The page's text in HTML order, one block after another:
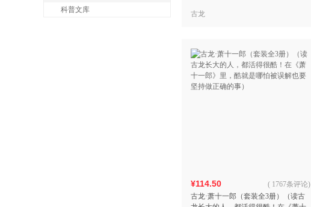
科普文库
古龙
¥114.50
古龙·萧十一郎（套装全3册）（读古
( 1767条评论)